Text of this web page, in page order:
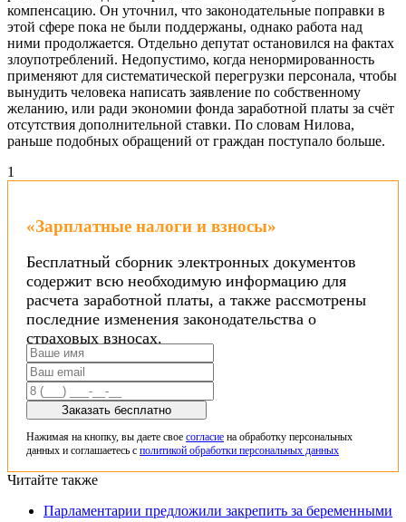
компенсацию. Он уточнил, что законодательные поправки в
этой сфере пока не были поддержаны, однако работа над
ними продолжается. Отдельно депутат остановился на фактах
злоупотреблений. Недопустимо, когда ненормированность
применяют для систематической перегрузки персонала, чтобы
вынудить человека написать заявление по собственному
желанию, или ради экономии фонда заработной платы за счёт
отсутствия дополнительной ставки. По словам Нилова,
раньше подобных обращений от граждан поступало больше.
1
«Зарплатные налоги и взносы»
Бесплатный сборник электронных документов
содержит всю необходимую информацию для
расчета заработной платы, а также рассмотрены
последние изменения законодательства о
страховых взносах.
Заказать бесплатно
Нажимая на кнопку, вы даете свое согласие на обработку персональных
данных и соглашаетесь с политикой обработки персональных данных
Читайте также
Парламентарии предложили закрепить за беременными